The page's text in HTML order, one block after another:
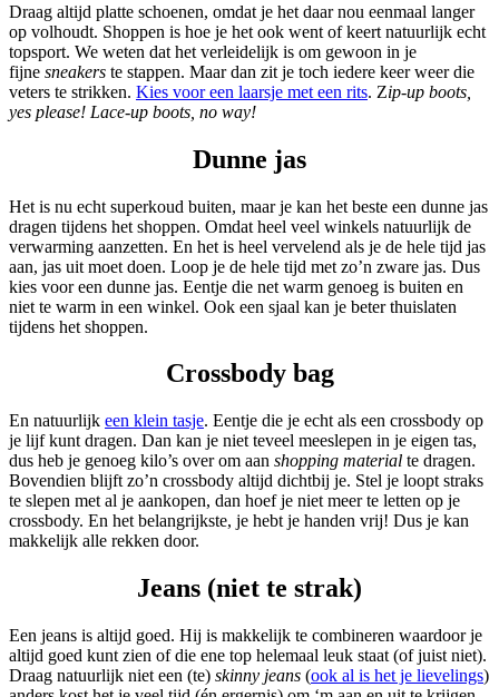
Draag altijd platte schoenen, omdat je het daar nou eenmaal langer
op volhoudt. Shoppen is hoe je het ook went of keert natuurlijk echt
topsport. We weten dat het verleidelijk is om gewoon in je
fijne sneakers te stappen. Maar dan zit je toch iedere keer weer die
veters te strikken. Kies voor een laarsje met een rits. Zip-up boots,
yes please! Lace-up boots, no way!
Dunne jas
Het is nu echt superkoud buiten, maar je kan het beste een dunne jas
dragen tijdens het shoppen. Omdat heel veel winkels natuurlijk de
verwarming aanzetten. En het is heel vervelend als je de hele tijd jas
aan, jas uit moet doen. Loop je de hele tijd met zo’n zware jas. Dus
kies voor een dunne jas. Eentje die net warm genoeg is buiten en
niet te warm in een winkel. Ook een sjaal kan je beter thuislaten
tijdens het shoppen.
Crossbody bag
En natuurlijk een klein tasje. Eentje die je echt als een crossbody op
je lijf kunt dragen. Dan kan je niet teveel meeslepen in je eigen tas,
dus heb je genoeg kilo’s over om aan shopping material te dragen.
Bovendien blijft zo’n crossbody altijd dichtbij je. Stel je loopt straks
te slepen met al je aankopen, dan hoef je niet meer te letten op je
crossbody. En het belangrijkste, je hebt je handen vrij! Dus je kan
makkelijk alle rekken door.
Jeans (niet te strak)
Een jeans is altijd goed. Hij is makkelijk te combineren waardoor je
altijd goed kunt zien of die ene top helemaal leuk staat (of juist niet).
Draag natuurlijk niet een (te) skinny jeans (ook al is het je lievelings)